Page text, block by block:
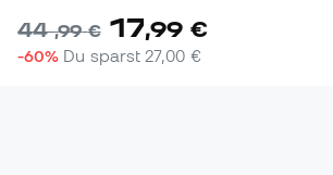
44,99 € 17,99 €
-60% Du sparst 27,00 €